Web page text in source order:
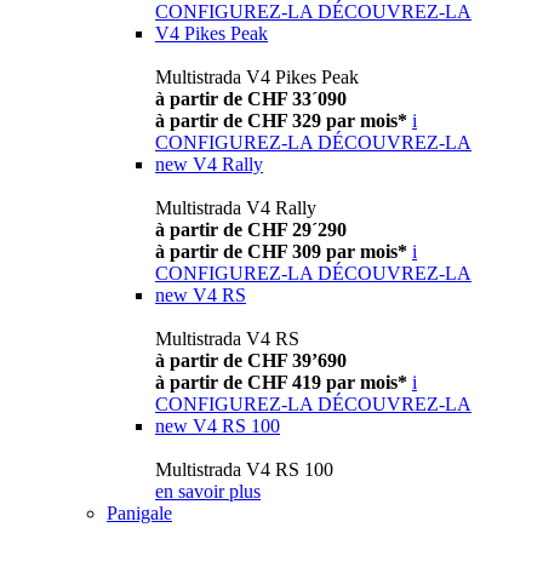
CONFIGUREZ-LA DÉCOUVREZ-LA
V4 Pikes Peak
Multistrada V4 Pikes Peak
à partir de CHF 33´090
à partir de CHF 329 par mois* i
CONFIGUREZ-LA DÉCOUVREZ-LA
new V4 Rally
Multistrada V4 Rally
à partir de CHF 29´290
à partir de CHF 309 par mois* i
CONFIGUREZ-LA DÉCOUVREZ-LA
new V4 RS
Multistrada V4 RS
à partir de CHF 39’690
à partir de CHF 419 par mois* i
CONFIGUREZ-LA DÉCOUVREZ-LA
new V4 RS 100
Multistrada V4 RS 100
en savoir plus
Panigale